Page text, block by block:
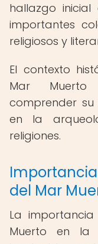
hallazgo
importantes
religiosos y
El contexto
Mar
comprender
en la
religiones.
del Mar
La
Muerto en la